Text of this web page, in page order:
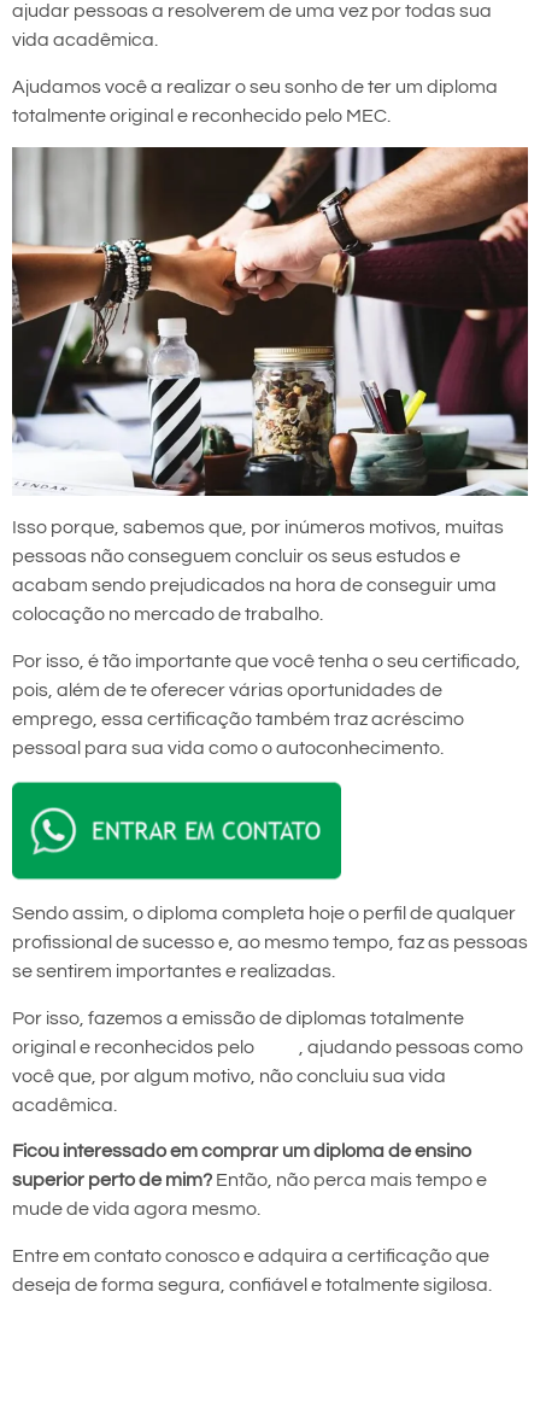
ajudar pessoas a resolverem de uma vez por todas sua
vida acadêmica.
Ajudamos você a realizar o seu sonho de ter um diploma
totalmente original e reconhecido pelo MEC.
Isso porque, sabemos que, por inúmeros motivos, muitas
pessoas não conseguem concluir os seus estudos e
acabam sendo prejudicados na hora de conseguir uma
colocação no mercado de trabalho.
Por isso, é tão importante que você tenha o seu certificado,
pois, além de te oferecer várias oportunidades de
emprego, essa certificação também traz acréscimo
pessoal para sua vida como o autoconhecimento.
Sendo assim, o diploma completa hoje o perfil de qualquer
profissional de sucesso e, ao mesmo tempo, faz as pessoas
se sentirem importantes e realizadas.
Por isso, fazemos a emissão de diplomas totalmente
original e reconhecidos pelo
, ajudando pessoas como
você que, por algum motivo, não concluiu sua vida
acadêmica.
Ficou interessado em comprar um diploma de ensino
superior perto de mim? Então, não perca mais tempo e
mude de vida agora mesmo.
Entre em contato conosco e adquira a certificação que
deseja de forma segura, confiável e totalmente sigilosa.